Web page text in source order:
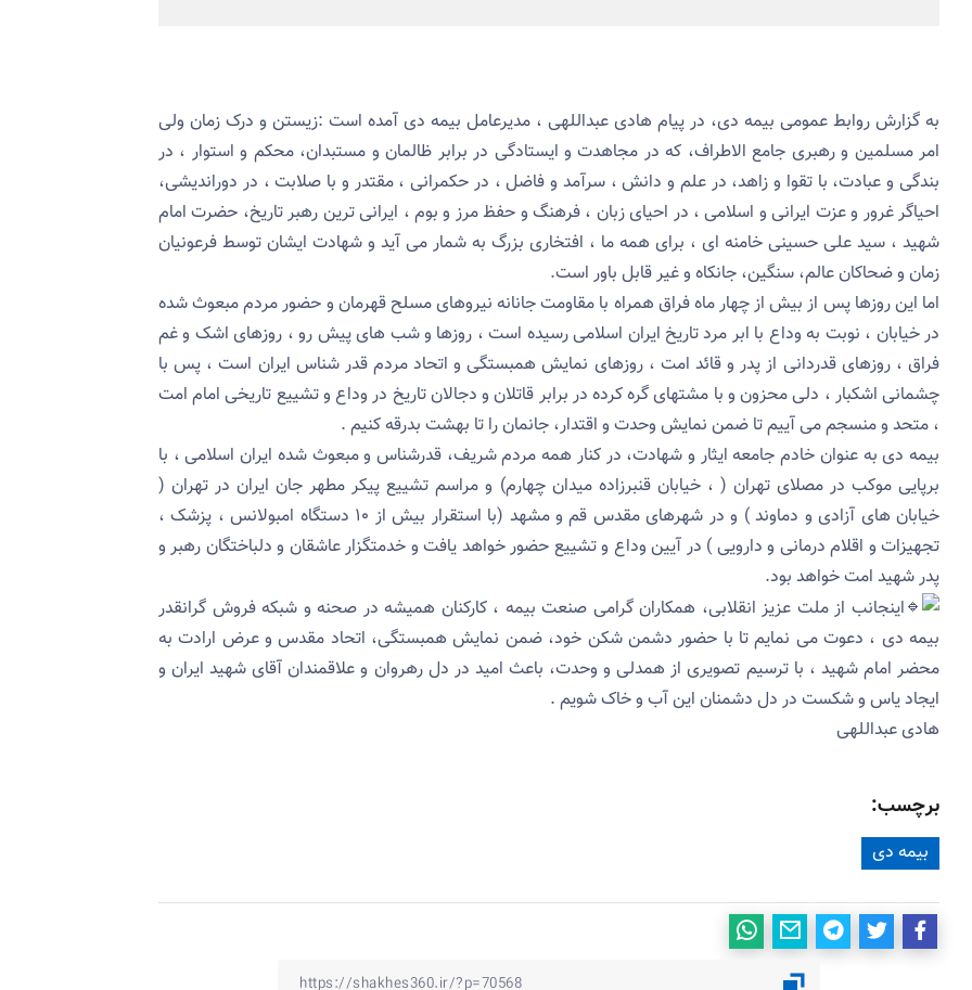
به گزارش روابط عمومی بیمه دی، در پیام هادی عبداللهی ، مدیرعامل بیمه دی آمده است :زیستن و درک زمان ولی
امر مسلمین و رهبری جامع الاطراف، که در مجاهدت و ایستادگی در برابر ظالمان و مستبدان، محکم و استوار ، در
بندگی و عبادت، با تقوا و زاهد، در علم و دانش ، سرآمد و فاضل ، در حکمرانی ، مقتدر و با صلابت ، در دوراندیشی،
احیاگر غرور و عزت ایرانی و اسلامی ، در احیای زبان ، فرهنگ و حفظ مرز و بوم ، ایرانی ترین رهبر تاریخ، حضرت امام
شهید ، سید علی حسینی خامنه ای ، برای همه ما ، افتخاری بزرگ به شمار می آید و شهادت ایشان توسط فرعونیان
زمان و ضحاکان عالم، سنگین، جانکاه و غیر قابل باور است.
اما این روزها پس از بیش از چهار ماه فراق همراه با مقاومت جانانه نیروهای مسلح قهرمان و حضور مردم مبعوث شده
در خیابان ، نوبت به وداع با ابر مرد تاریخ ایران اسلامی رسیده است ، روزها و شب های پیش رو ، روزهای اشک و غم
فراق ، روزهای قدردانی از پدر و قائد امت ، روزهای نمایش همبستگی و اتحاد مردم قدر شناس ایران است ، پس با
چشمانی اشکبار ، دلی محزون و با مشتهای گره کرده در برابر قاتلان و دجالان تاریخ در وداع و تشییع تاریخی امام امت
، متحد و منسجم می آییم تا ضمن نمایش وحدت و اقتدار، جانمان را تا بهشت بدرقه کنیم .
بیمه دی به عنوان خادم جامعه ایثار و شهادت، در کنار همه مردم شریف، قدرشناس و مبعوث شده ایران اسلامی ، با
برپایی موکب در مصلای تهران ( ، خیابان قنبرزاده میدان چهارم) و مراسم تشییع پیکر مطهر جان ایران در تهران (
خیابان های آزادی و دماوند ) و در شهرهای مقدس قم و مشهد (با استقرار بیش از ۱۰ دستگاه امبولانس ، پزشک ،
تجهیزات و اقلام درمانی و دارویی ) در آیین وداع و تشییع حضور خواهد یافت و خدمتگزار عاشقان و دلباختگان رهبر و
پدر شهید امت خواهد بود.
اینجانب از ملت عزیز انقلابی، همکاران گرامی صنعت بیمه ، کارکنان همیشه در صحنه و شبکه فروش گرانقدر
بیمه دی ، دعوت می نمایم‌ تا با حضور دشمن شکن خود، ضمن نمایش همبستگی، اتحاد مقدس و عرض ارادت به
محضر امام شهید ، با ترسیم تصویری از همدلی و وحدت، باعث امید در دل رهروان و علاقمندان آقای شهید ایران و
ایجاد یاس و شکست در دل دشمنان این آب و خاک شویم .
هادی عبداللهی
برچسب:
بیمه دی